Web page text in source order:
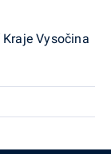
Vysočina